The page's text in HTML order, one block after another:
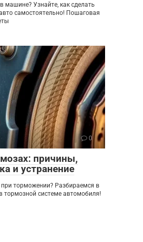
машине? Узнайте, как сделать
самостоятельно! Пошаговая
0
причины,
и устранение
при торможении? Разбираемся в
тормозной системе автомобиля!